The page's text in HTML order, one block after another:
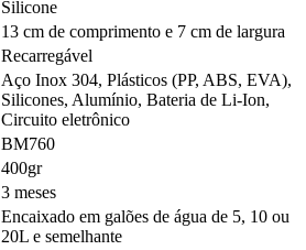
Silicone
13 cm de comprimento e 7 cm de largura
Recarregável
Aço Inox 304, Plásticos (PP, ABS, EVA),
Silicones, Alumínio, Bateria de Li-Ion,
Circuito eletrônico
BM760
400gr
3 meses
Encaixado em galões de água de 5, 10 ou
20L e semelhante